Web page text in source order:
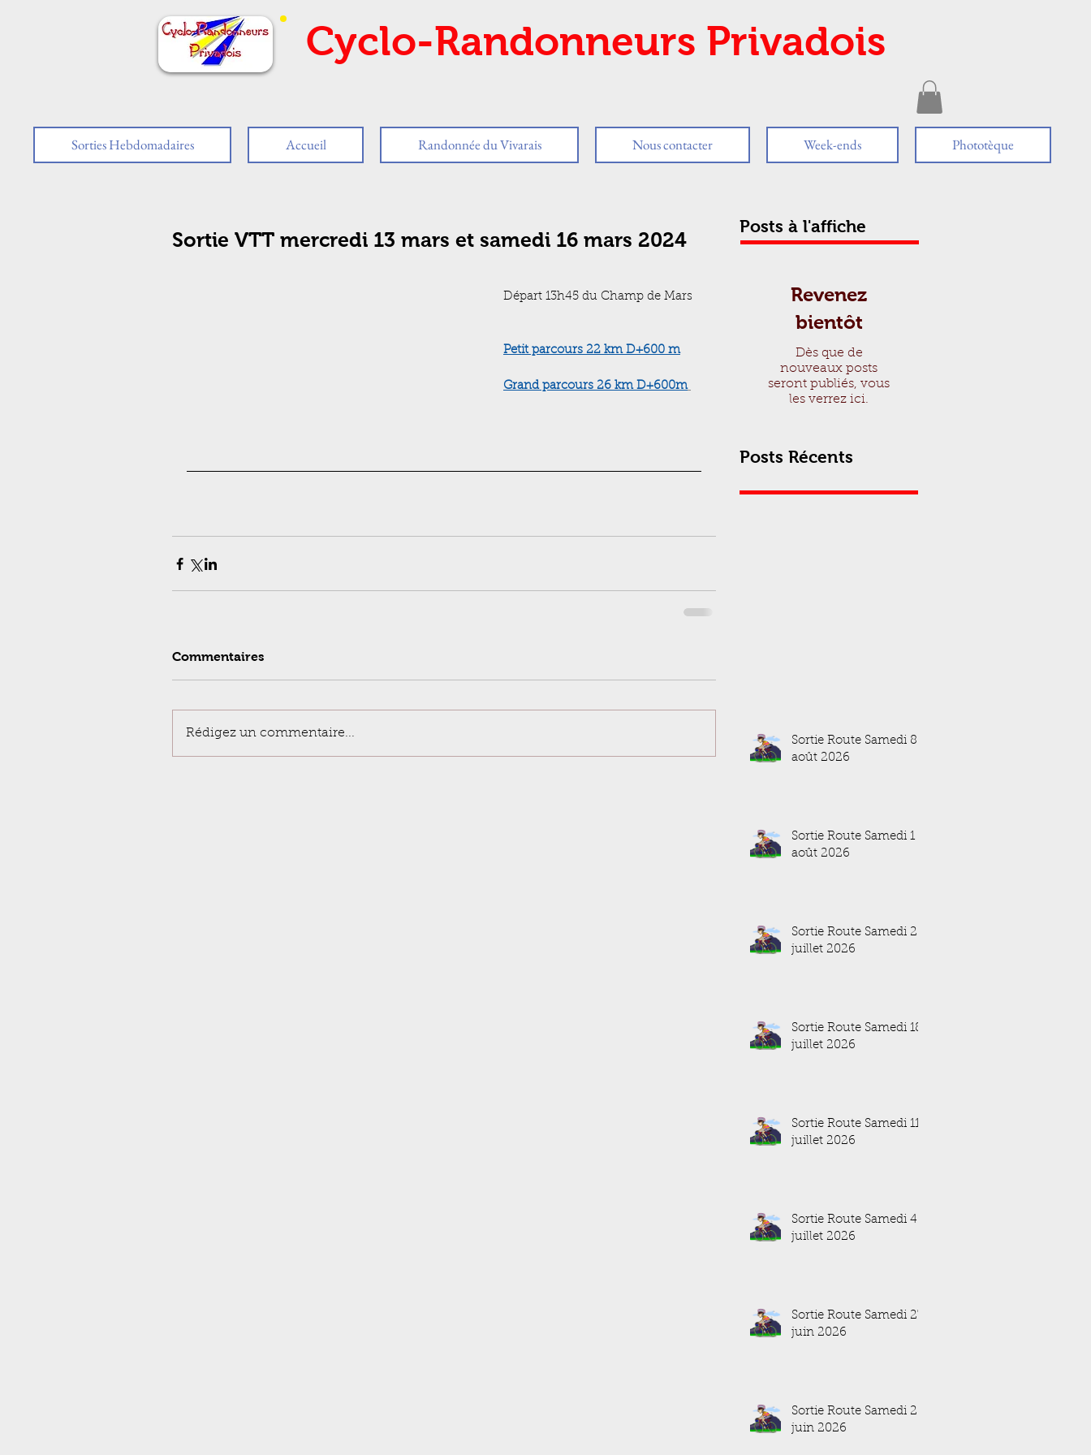
Cyclo-Randonneurs Privadois
Sorties Hebdomadaires Accueil Randonnée du Vivarais Nous contacter Week-ends Phototèque
Sortie VTT mercredi 13 mars et samedi 16 mars 2024
Départ 13h45 du Champ de Mars
Petit parcours 22 km D+600 m
Grand parcours 26 km D+600m
Commentaires
Rédigez un commentaire...
Posts à l'affiche
Revenez
bientôt
Dès que de
nouveaux posts
seront publiés, vous
les verrez ici.
Posts Récents
Sortie Route Samedi 8
août 2026
Sortie Route Samedi 1
août 2026
Sortie Route Samedi 25
juillet 2026
Sortie Route Samedi 18
juillet 2026
Sortie Route Samedi 11
juillet 2026
Sortie Route Samedi 4
juillet 2026
Sortie Route Samedi 27
juin 2026
Sortie Route Samedi 20
juin 2026